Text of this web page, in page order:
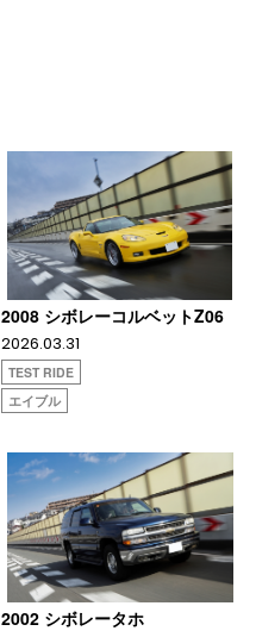
2008 シボレーコルベットZ06
2026.03.31
TEST RIDE
エイブル
2002 シボレータホ